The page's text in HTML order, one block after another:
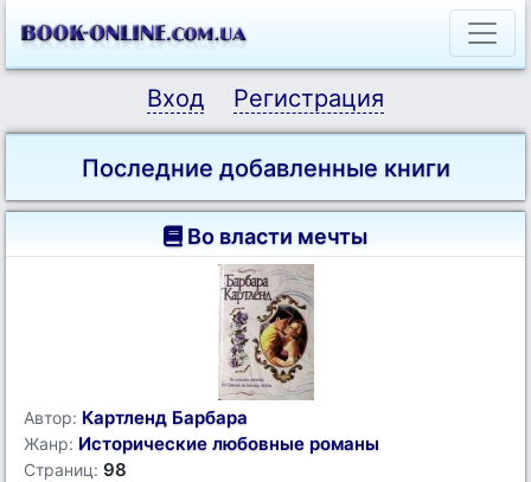
Вход Регистрация
Последние добавленные книги
Во власти мечты
Автор: Картленд Барбара
Жанр: Исторические любовные романы
Страниц: 98